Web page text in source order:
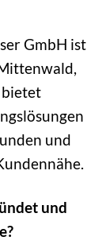
GmbH ist
bietet
und
und